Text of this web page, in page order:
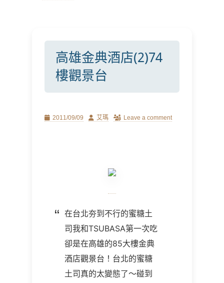
高雄金典酒店(2)74
樓觀景台
Posted2011/09/09 Author
艾瑪 Leave a comment
在台北夯到不行的蜜糖土
司我和TSUBASA第一次吃
卻是在高雄的85大樓金典
酒店觀景台！台北的蜜糖
土司真的太變態了～碰到